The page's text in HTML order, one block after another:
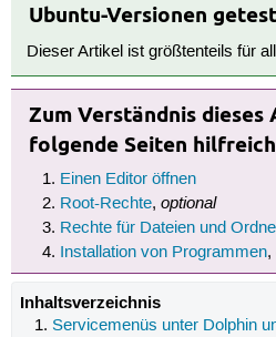
Ubuntu-Versionen
Dieser Artikel ist größtenteils für
Zum Verständnis dieses
folgende Seiten
Einen Editor öffnen
Root-Rechte, optional
Rechte für Dateien und
Installation von Programmen,
Inhaltsverzeichnis
Servicemenüs unter Dolphin